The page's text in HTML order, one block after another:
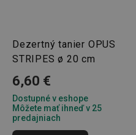
Dezertný tanier OPUS
STRIPES ø 20 cm
6,60 €
Dostupné v eshope
Môžete mať ihneď v 25
predajniach